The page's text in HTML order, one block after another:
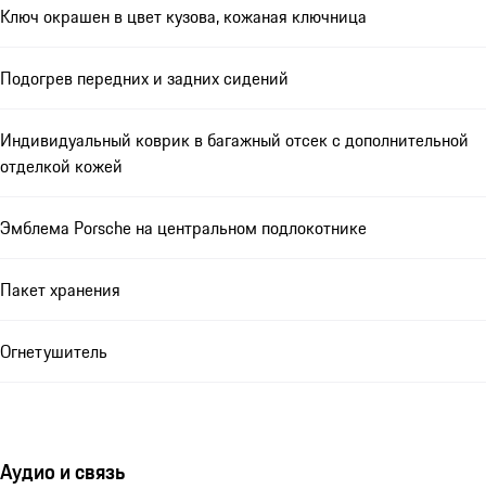
Ключ окрашен в цвет кузова, кожаная ключница
Подогрев передних и задних сидений
Индивидуальный коврик в багажный отсек с дополнительной
отделкой кожей
Эмблема Porsche на центральном подлокотнике
Пакет хранения
Огнетушитель
Аудио и связь